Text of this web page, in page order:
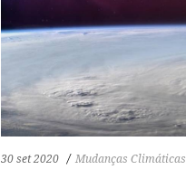
30 set 2020 Mudanças Climáticas